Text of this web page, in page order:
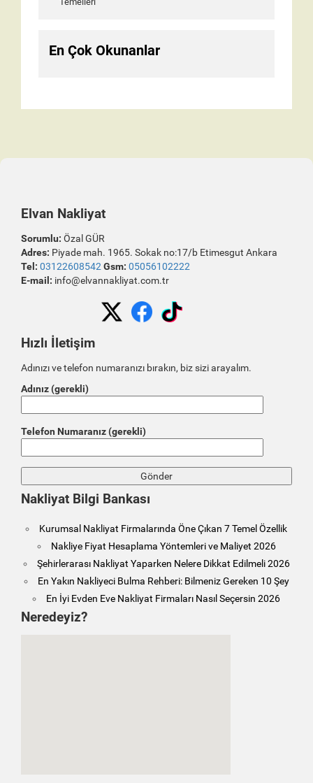
En Çok Okunanlar
Elvan Nakliyat
Sorumlu: Özal GÜR
Adres: Piyade mah. 1965. Sokak no:17/b Etimesgut Ankara
Tel: 03122608542 Gsm: 05056102222
E-mail: info@elvannakliyat.com.tr
Hızlı İletişim
Adınızı ve telefon numaranızı bırakın, biz sizi arayalım.
Adınız (gerekli)
Telefon Numaranız (gerekli)
Nakliyat Bilgi Bankası
Kurumsal Nakliyat Firmalarında Öne Çıkan 7 Temel Özellik
Nakliye Fiyat Hesaplama Yöntemleri ve Maliyet 2026
Şehirlerarası Nakliyat Yaparken Nelere Dikkat Edilmeli 2026
En Yakın Nakliyeci Bulma Rehberi: Bilmeniz Gereken 10 Şey
En İyi Evden Eve Nakliyat Firmaları Nasıl Seçersin 2026
Neredeyiz?